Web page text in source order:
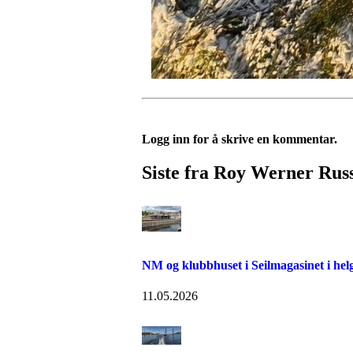
Logg inn for å skrive en kommentar.
Siste fra Roy Werner
NM og klubbhuset i Seilmagasinet i
11.05.2026